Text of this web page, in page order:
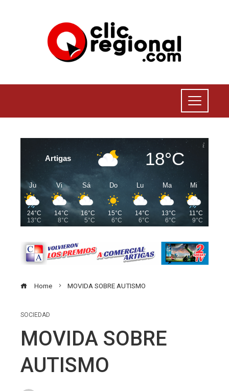
Artigas 18°C
Ju
24°C
13°C
Vi
14°C
8°C
Sá
16°C
5°C
Do
15°C
6°C
Lu
14°C
6°C
Ma
13°C
6°C
Mi
11°C
9°C
Home MOVIDA SOBRE AUTISMO
SOCIEDAD
MOVIDA SOBRE
AUTISMO